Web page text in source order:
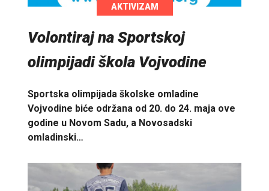
AKTIVIZAM
Volontiraj na Sportskoj
olimpijadi škola Vojvodine
Sportska olimpijada školske omladine
Vojvodine biće održana od 20. do 24. maja ove
godine u Novom Sadu, a Novosadski
omladinski…